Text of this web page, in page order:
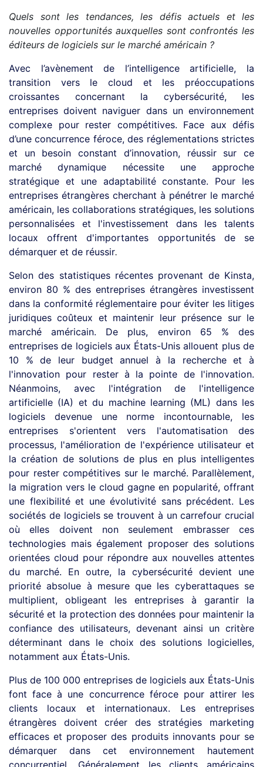
Quels sont les tendances, les défis actuels et les
nouvelles opportunités auxquelles sont confrontés les
éditeurs de logiciels sur le marché américain ?
Avec l’avènement de l’intelligence artificielle, la
transition vers le cloud et les préoccupations
croissantes concernant la cybersécurité, les
entreprises doivent naviguer dans un environnement
complexe pour rester compétitives. Face aux défis
d’une concurrence féroce, des réglementations strictes
et un besoin constant d’innovation, réussir sur ce
marché dynamique nécessite une approche
stratégique et une adaptabilité constante. Pour les
entreprises étrangères cherchant à pénétrer le marché
américain, les collaborations stratégiques, les solutions
personnalisées et l'investissement dans les talents
locaux offrent d'importantes opportunités de se
démarquer et de réussir.
Selon des statistiques récentes provenant de Kinsta,
environ 80 % des entreprises étrangères investissent
dans la conformité réglementaire pour éviter les litiges
juridiques coûteux et maintenir leur présence sur le
marché américain. De plus, environ 65 % des
entreprises de logiciels aux États-Unis allouent plus de
10 % de leur budget annuel à la recherche et à
l'innovation pour rester à la pointe de l'innovation.
Néanmoins, avec l'intégration de l'intelligence
artificielle (IA) et du machine learning (ML) dans les
logiciels devenue une norme incontournable, les
entreprises s'orientent vers l'automatisation des
processus, l'amélioration de l'expérience utilisateur et
la création de solutions de plus en plus intelligentes
pour rester compétitives sur le marché. Parallèlement,
la migration vers le cloud gagne en popularité, offrant
une flexibilité et une évolutivité sans précédent. Les
sociétés de logiciels se trouvent à un carrefour crucial
où elles doivent non seulement embrasser ces
technologies mais également proposer des solutions
orientées cloud pour répondre aux nouvelles attentes
du marché. En outre, la cybersécurité devient une
priorité absolue à mesure que les cyberattaques se
multiplient, obligeant les entreprises à garantir la
sécurité et la protection des données pour maintenir la
confiance des utilisateurs, devenant ainsi un critère
déterminant dans le choix des solutions logicielles,
notamment aux États-Unis.
Plus de 100 000 entreprises de logiciels aux États-Unis
font face à une concurrence féroce pour attirer les
clients locaux et internationaux. Les entreprises
étrangères doivent créer des stratégies marketing
efficaces et proposer des produits innovants pour se
démarquer dans cet environnement hautement
concurrentiel. Généralement les clients américains